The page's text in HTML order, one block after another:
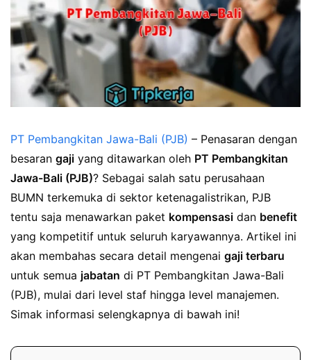
PT Pembangkitan Jawa-Bali (PJB) – Penasaran dengan
besaran gaji yang ditawarkan oleh PT Pembangkitan
Jawa-Bali (PJB)? Sebagai salah satu perusahaan
BUMN terkemuka di sektor ketenagalistrikan, PJB
tentu saja menawarkan paket kompensasi dan benefit
yang kompetitif untuk seluruh karyawannya. Artikel ini
akan membahas secara detail mengenai gaji terbaru
untuk semua jabatan di PT Pembangkitan Jawa-Bali
(PJB), mulai dari level staf hingga level manajemen.
Simak informasi selengkapnya di bawah ini!